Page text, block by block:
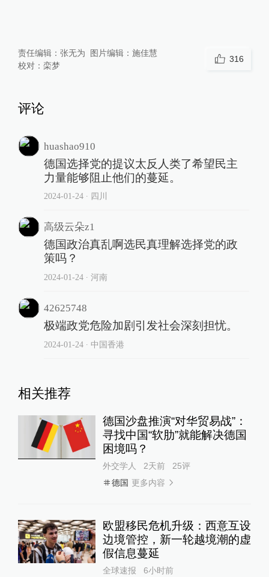
责任编辑： 张无为 图片编辑： 施佳慧
校对： 栾梦
316
评论
huashao910
德国选择党的提议太反人类了希望民主
力量能够阻止他们的蔓延。
2024-01-24∙ 四川
高级云朵z1
德国政治真乱啊选民真理解选择党的政
策吗？
2024-01-24∙ 河南
42625748
极端政党危险加剧引发社会深刻担忧。
2024-01-24∙ 中国香港
相关推荐
德国沙盘推演“对华贸易战”：
寻找中国“软肋”就能解决德国
困境吗？
外交学人 2天前 25评
德国 更多内容
欧盟移民危机升级：西意互设
边境管控，新一轮越境潮的虚
假信息蔓延
全球速报 6小时前